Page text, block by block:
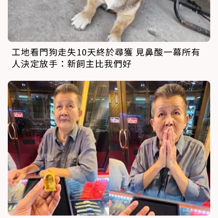
工地看門狗走失10天終於尋獲 見鼻酸一幕所有
人決定放手：新飼主比我們好